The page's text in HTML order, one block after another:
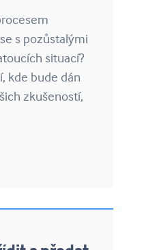
s pozůstalými
situací?
kde bude dán
zkušeností,